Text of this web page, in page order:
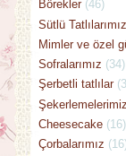
Börekler (46)
Sütlü Tatlılarımız
Mimler ve özel
Sofralarımız (34)
Şerbetli tatlılar
Şekerlemelerimiz
Cheesecake (16)
Çorbalarımız